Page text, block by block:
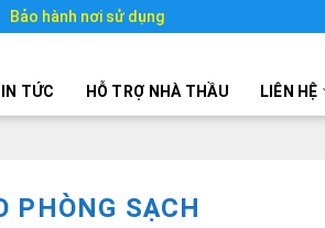
Bảo hành nơi sử dụng
TỨC HỖ TRỢ NHÀ THẦU LIÊN HỆ
PHÒNG SẠCH